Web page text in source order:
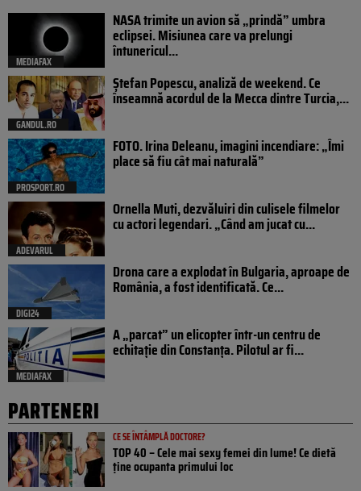
MEDIAFAX
NASA trimite un avion să „prindă” umbra
eclipsei. Misiunea care va prelungi
întunericul...
GANDUL.RO
Ștefan Popescu, analiză de weekend. Ce
înseamnă acordul de la Mecca dintre Turcia,...
PROSPORT.RO
FOTO. Irina Deleanu, imagini incendiare: „Îmi
place să fiu cât mai naturală”
ADEVARUL
Ornella Muti, dezvăluiri din culisele filmelor
cu actori legendari. „Când am jucat cu...
DIGI24
Drona care a explodat în Bulgaria, aproape de
România, a fost identificată. Ce...
MEDIAFAX
A „parcat” un elicopter într-un centru de
echitație din Constanța. Pilotul ar fi...
PARTENERI
CE SE ÎNTÂMPLĂ DOCTORE?
TOP 40 – Cele mai sexy femei din lume! Ce dietă
ține ocupanta primului loc